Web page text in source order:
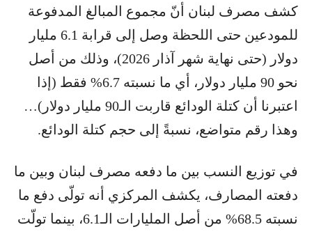
كشف مصرف لبنان أنّ مجموع المبالغ المدفوعة
للمودعين حتى اللحظة وصل إلى قرابة 6.1 مليار
دولار (حتى نهاية شهر آذار 2026)، وذلك من أصل
نحو 90 مليار دولار، أي ما نسبته 6.7% فقط (إذا
اعتبرنا أن كتلة الودائع قاربت الـ90 مليار دولار)…
وهذا رقم متواضع، نسبةً إلى حجم كتلة الودائع.
في توزيع النسب بين ما دفعه مصرف لبنان وبين ما
دفعته المصارف، يكشف المركزي أنه تولّى دفع ما
نسبته 68.5% من أصل المليارات الـ6.1، بينما تولّت